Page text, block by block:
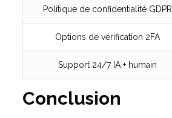
Politique de confidentialité GDPR
Options de vérification 2FA
Support 24/7 IA + humain
Conclusion